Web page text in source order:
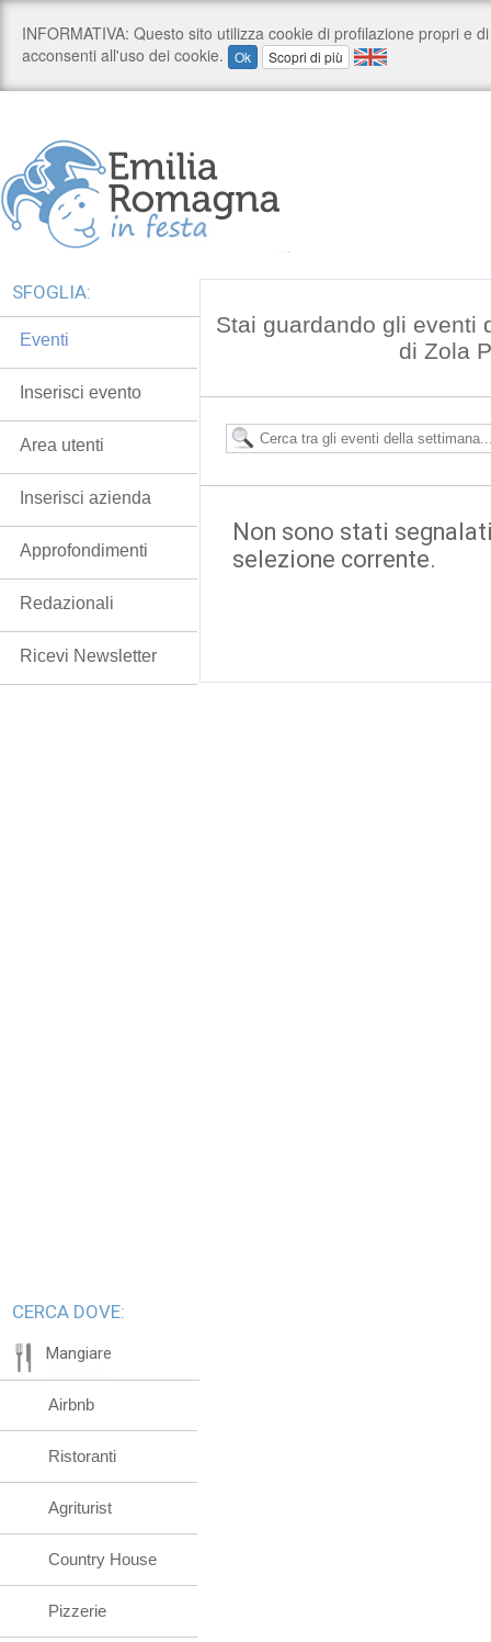
Stai guardando gli eventi
di Zola
Non sono stati
selezione corrente.
SFOGLIA:
Eventi
Inserisci evento
Area utenti
Inserisci azienda
Approfondimenti
Redazionali
Ricevi Newsletter
CERCA DOVE:
Mangiare
Airbnb
Ristoranti
Agriturist
Country House
Pizzerie